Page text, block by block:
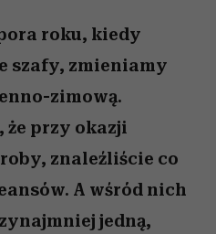
roku, kiedy
szafy, zmieniamy
zimową.
że przy okazji
znaleźliście co
A wśród nich
jedną,